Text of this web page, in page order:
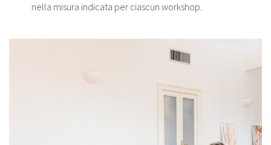
nella misura indicata per ciascun workshop.